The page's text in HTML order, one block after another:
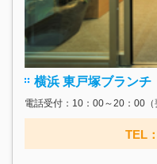
横浜 東戸塚ブランチ
電話受付：10：00～20：00（
TEL